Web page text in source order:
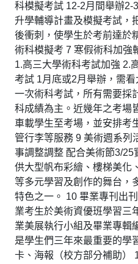
科模擬考試 12-2月間舉辦2-
升學輔導計畫及模擬考試，
後衝刺，使學生於考前達於
術科模擬考 7 寒假術科加強
1.高三大學術科考試加強 2.
考試 1月底或2月舉辦，需
一次術科考試，所有需要採
科成績為主。近幾年之考場
車載學生至考場，並安排考
管行李等服務 9 美術週系列
事調整調整 配合美術節3/25
供大型帆布彩繪、樓梯美化
等多元學習及創作的舞台，
特色之一。 10 畢業專刊出
業考生於美術資優班學習三
業美展執行小組及畢業專輯
是學生們三年來最重要的學
卡、海報（校方部分補助）